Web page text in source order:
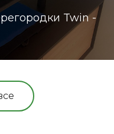
Twin -